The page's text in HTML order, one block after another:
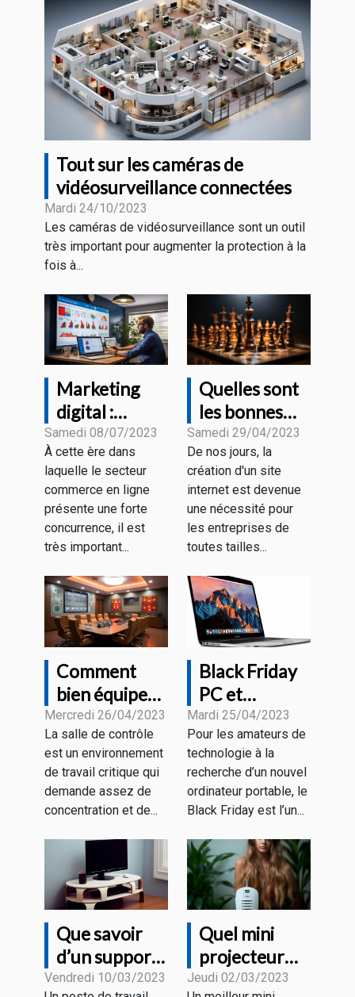
Tout sur les caméras de
vidéosurveillance connectées
Mardi 24/10/2023
Les caméras de vidéosurveillance sont un outil
très important pour augmenter la protection à la
fois à...
Marketing
digital :
comment
accroître sa
visibilité
grâce aux
différentes
stratégies ?
Samedi 08/07/2023
À cette ère dans
laquelle le secteur
commerce en ligne
présente une forte
concurrence, il est
très important...
Quelles sont
les bonnes
pratiques
pour créer un
site web
rentable ?
Samedi 29/04/2023
De nos jours, la
création d'un site
internet est devenue
une nécessité pour
les entreprises de
toutes tailles...
Comment
bien équiper
une salle de
contrôle pour
un bon
rendement ?
Mercredi 26/04/2023
La salle de contrôle
est un environnement
de travail critique qui
demande assez de
concentration et de...
Black Friday
PC et
MacBook : à
quoi
s’attendre
comme
promotions ?
Mardi 25/04/2023
Pour les amateurs de
technologie à la
recherche d’un nouvel
ordinateur portable, le
Black Friday est l’un...
Que savoir
d’un support
pour un écran
Vendredi 10/03/2023
Quel mini
projecteur
faut-il choisir
Jeudi 02/03/2023